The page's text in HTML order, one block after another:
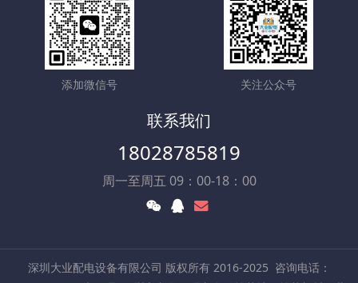
添加微信号 关注公众号
联系我们
18028785819
周一至周五 09：00-18：00
深圳大业配电设备有限公司 版权所有 2016-2025 咨询电话：